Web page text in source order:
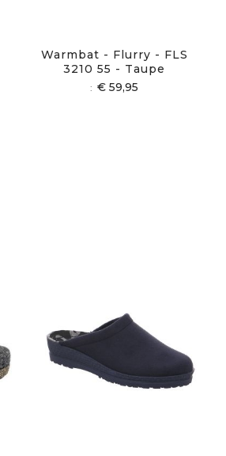
Warmbat - Flurry - FLS
3210 55 - Taupe
€ 59,95